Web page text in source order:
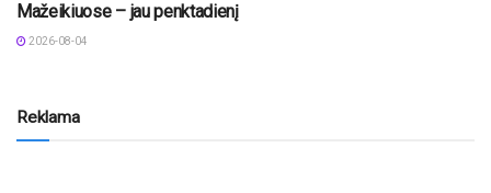
Mažeikiuose – jau penktadienį
2026-08-04
Reklama